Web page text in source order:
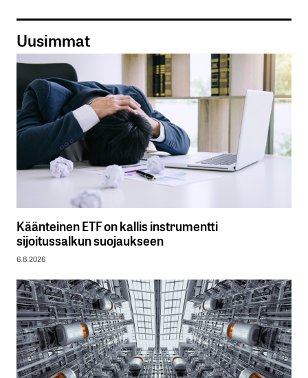
Uusimmat
Käänteinen ETF on kallis instrumentti
sijoitussalkun suojaukseen
6.8.2026